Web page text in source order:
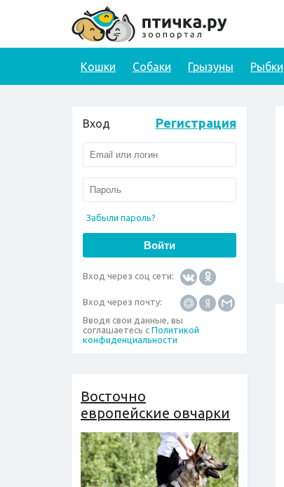
Кошки Собаки Грызуны Рыбки
Вход Регистрация
Забыли пароль?
Вход через соц сети:
Вход через почту:
Вводя свои данные, вы
соглашаетесь с Политикой
конфиденциальности
Восточно
европейские овчарки